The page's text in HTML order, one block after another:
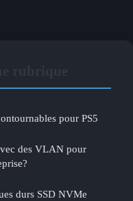
pour PS5
des VLAN pour
durs SSD NVMe